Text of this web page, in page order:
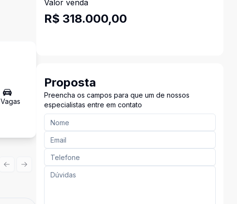
Vagas
Previous slide
Next slide
Valor venda
R$ 318.000,00
Proposta
Preencha os campos para que um de nossos
especialistas entre em contato